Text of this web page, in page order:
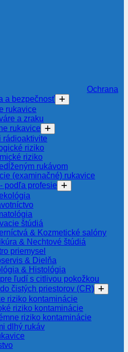
Ochrana
a bezpečnosť
rukavice
a zraku
rukavice
rádioaktivite
riziko
riziko
rukávom
(examinačné) rukavice
podľa profesie
štúdiá
& Kozmetické salóny
& Nechtové štúdiá
priemysel
& Dielňa
& Histológia
ľudí s citlivou pokožkou
čistých priestorov (CR)
riziko kontaminácie
riziko kontaminácie
riziko kontaminácie
dlhý rukáv